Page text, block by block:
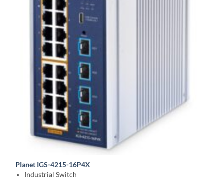
Planet IGS-4215-16P4X
Industrial Switch